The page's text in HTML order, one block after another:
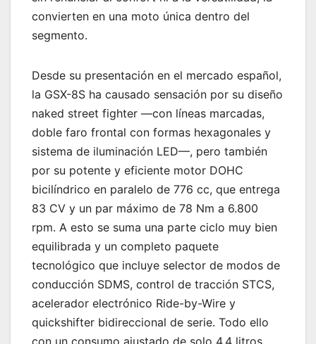
convierten en una moto única dentro del
segmento.
Desde su presentación en el mercado español,
la GSX-8S ha causado sensación por su diseño
naked street fighter —con líneas marcadas,
doble faro frontal con formas hexagonales y
sistema de iluminación LED—, pero también
por su potente y eficiente motor DOHC
bicilíndrico en paralelo de 776 cc, que entrega
83 CV y un par máximo de 78 Nm a 6.800
rpm. A esto se suma una parte ciclo muy bien
equilibrada y un completo paquete
tecnológico que incluye selector de modos de
conducción SDMS, control de tracción STCS,
acelerador electrónico Ride-by-Wire y
quickshifter bidireccional de serie. Todo ello
con un consumo ajustado de solo 4,4 litros